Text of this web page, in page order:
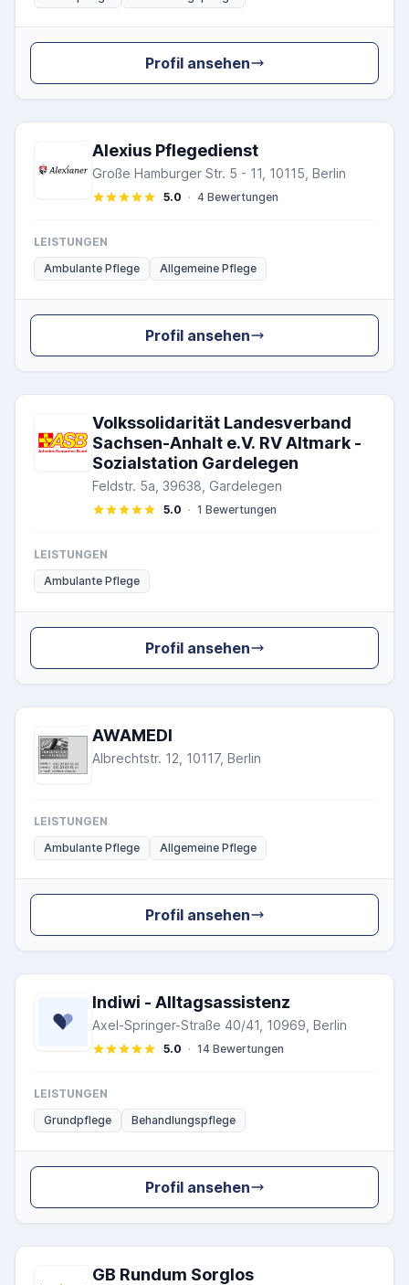
Profil ansehen
Alexius Pflegedienst
Große Hamburger Str. 5 - 11, 10115, Berlin
5.0 · 4 Bewertungen
LEISTUNGEN
Ambulante Pflege
Allgemeine Pflege
Profil ansehen
Volkssolidarität Landesverband
Sachsen-Anhalt e.V. RV Altmark -
Sozialstation Gardelegen
Feldstr. 5a, 39638, Gardelegen
5.0 · 1 Bewertungen
LEISTUNGEN
Ambulante Pflege
Profil ansehen
AWAMEDI
Albrechtstr. 12, 10117, Berlin
LEISTUNGEN
Ambulante Pflege
Allgemeine Pflege
Profil ansehen
Indiwi - Alltagsassistenz
Axel-Springer-Straße 40/41, 10969, Berlin
5.0 · 14 Bewertungen
LEISTUNGEN
Grundpflege
Behandlungspflege
Profil ansehen
GB Rundum Sorglos